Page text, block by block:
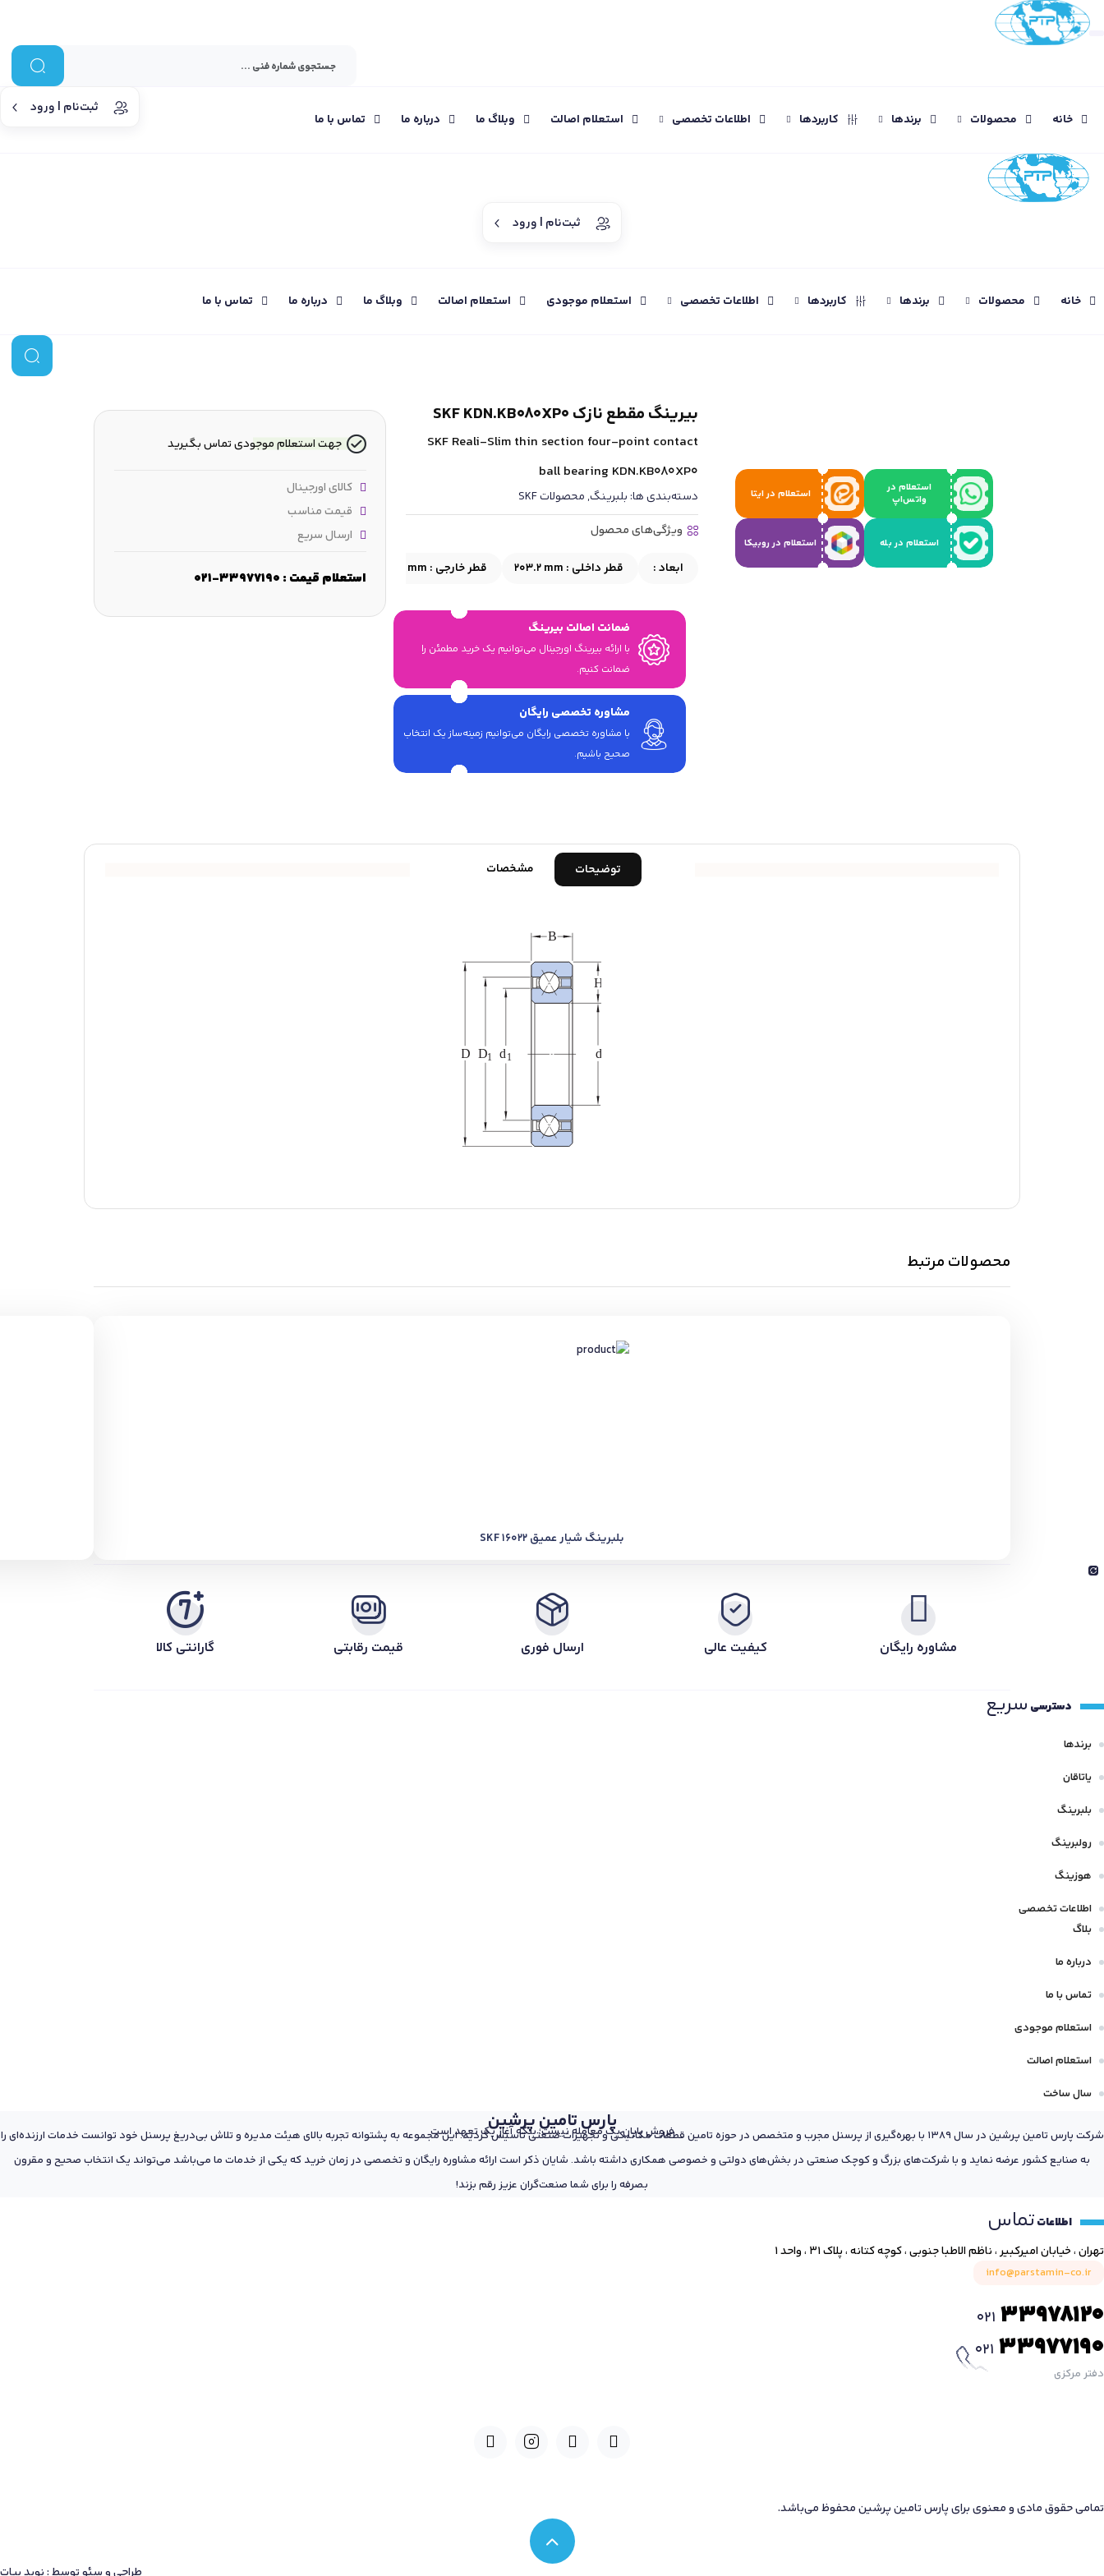
ثبت‌نام | ورود
خانه محصولات برندها کاربردها اطلاعات تخصصی استعلام اصالت وبلاگ ما درباره ما تماس با ما
ثبت‌نام | ورود
خانه محصولات برندها کاربردها اطلاعات تخصصی استعلام موجودی استعلام اصالت وبلاگ ما درباره ما تماس با ما
استعلام در
واتس‌اپ
استعلام در ایتا
استعلام در بله استعلام در روبیکا
بیرینگ مقطع نازک SKF KDN.KB080XP0
SKF Reali-Slim thin section four-point contact
ball bearing KDN.KB080XP0
دسته‌بندی ها: بلبرینگ,محصولات SKF
ویژگی‌های محصول
ابعاد : قطر داخلی : 203.2 mm قطر خارجی : 219.075 mm مقطع شعاعی :
ضمانت اصالت بیرینگ
با ارائه بیرینگ اورجینال می‎‌توانیم یک خرید مطمئن را
ضمانت کنیم.
مشاوره تخصصی رایگان
با مشاوره تخصصی رایگان می‌توانیم زمینه‌ساز یک انتخاب
صحیح باشیم.
جهت استعلام موجودی تماس بگیرید
کالای اورجینال
قیمت مناسب
ارسال سریع
استعلام قیمت : 33977190-021
توضیحات مشخصات
محصولات مرتبط
بلبرینگ شیار عمیق SKF 16022
مشاوره رایگان کیفیت عالی ارسال فوری قیمت رقابتی گارانتی کالا
دسترسی سریع
برندها
یاتاقان
بلبرینگ
رولبرینگ
هوزینگ
اطلاعات تخصصی
بلاگ
درباره ما
تماس با ما
استعلام موجودی
استعلام اصالت
سال ساخت
پارس تامین پرشین
فروش پایان یک معامله نیست؛ بلکه آغاز یک تعهد است
شرکت پارس تامین پرشین در سال 1389 با بهره‌گیری از پرسنل مجرب و متخصص در حوزه تامین قطعات مکانیکی و تجهیزات صنعتی تاسیس گردید. این مجموعه به پشتوانه تجربه بالای هیئت مدیره و تلاش بی‌دریغ پرسنل خود توانست خدمات ارزنده‌ای را
به صنایع کشور عرضه نماید و با شرکت‌های بزرگ و کوچک صنعتی در بخش‌های دولتی و خصوصی همکاری داشته باشد. شایان ذکر است ارائه مشاوره رایگان و تخصصی در زمان خرید که یکی از خدمات ما می‌باشد می‌تواند یک انتخاب صحیح و مقرون
بصرفه را برای شما صنعت‌گران عزیز رقم بزند!
اطلاعاتتماس
تهران ، خیابان امیرکبیر ، ناظم الاطبا جنوبی ، کوچه کتانه ، پلاک ۳۱ ، واحد ۱
info@parstamin-co.ir
021 33978120
021 33977190
دفتر مرکزی
تمامی حقوق مادی و معنوی برای پارس تامین پرشین محفوظ می‌باشد.